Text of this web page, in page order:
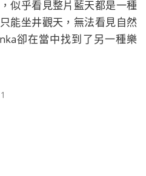
似乎看見整片藍天都是一種
能坐井觀天，無法看見自然
卻在當中找到了另一種樂